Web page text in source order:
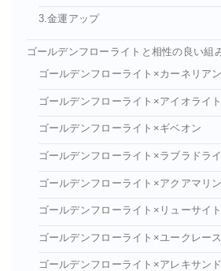
3.金運アップ
ゴールデンフローライトと相性の良い組
ゴールデンフローライト×カーネリアン
ゴールデンフローライト×アイオライト
ゴールデンフローライト×ギベオン
ゴールデンフローライト×ラブラドラ
ゴールデンフローライト×アクアマリン
ゴールデンフローライト×リューサイト
ゴールデンフローライト×ユークレース
ゴールデンフローライト×アレキサン